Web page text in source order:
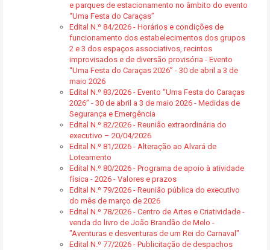
e parques de estacionamento no âmbito do evento
“Uma Festa do Caraças”
Edital N.º 84/2026 - Horários e condições de
funcionamento dos estabelecimentos dos grupos
2 e 3 dos espaços associativos, recintos
improvisados e de diversão provisória - Evento
“Uma Festa do Caraças 2026” - 30 de abril a 3 de
maio 2026
Edital N.º 83/2026 - Evento “Uma Festa do Caraças
2026” - 30 de abril a 3 de maio 2026 - Medidas de
Segurança e Emergência
Edital N.º 82/2026 - Reunião extraordinária do
executivo – 20/04/2026
Edital N.º 81/2026 - Alteração ao Alvará de
Loteamento
Edital N.º 80/2026 - Programa de apoio à atividade
física - 2026 - Valores e prazos
Edital N.º 79/2026 - Reunião pública do executivo
do mês de março de 2026
Edital N.º 78/2026 - Centro de Artes e Criatividade -
venda do livro de João Brandão de Melo -
"Aventuras e desventuras de um Rei do Carnaval"
Edital N.º 77/2026 - Publicitação de despachos